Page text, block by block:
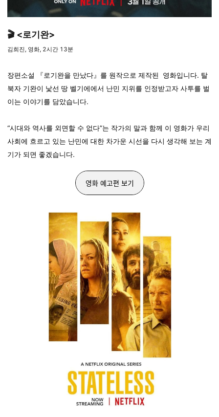
🎬 <로기완>
김희진, 영화, 2시간 13분
장편소설 『로기완을 만났다』를 원작으로 제작된 영화입니다. 탈
북자 기완이 낯선 땅 벨기에에서 난민 지위를 인정받고자 사투를 벌
이는 이야기를 담았습니다.
“시대와 역사를 외면할 수 없다”는 작가의 말과 함께 이 영화가 우리
사회에 흐르고 있는 난민에 대한 차가운 시선을 다시 생각해 보는 계
기가 되면 좋겠습니다.
영화 예고편 보기